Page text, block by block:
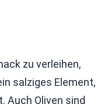
zu verleihen,
salziges Element,
Auch Oliven sind